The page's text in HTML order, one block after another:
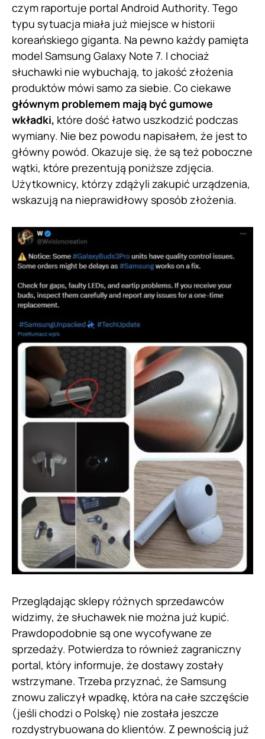
czym raportuje portal Android Authority. Tego
typu sytuacja miała już miejsce w historii
koreańskiego giganta. Na pewno każdy pamięta
model Samsung Galaxy Note 7. I chociaż
słuchawki nie wybuchają, to jakość złożenia
produktów mówi samo za siebie. Co ciekawe
głównym problemem mają być gumowe
wkładki, które dość łatwo uszkodzić podczas
wymiany. Nie bez powodu napisałem, że jest to
główny powód. Okazuje się, że są też poboczne
wątki, które prezentują poniższe zdjęcia.
Użytkownicy, którzy zdążyli zakupić urządzenia,
wskazują na nieprawidłowy sposób złożenia.
Przeglądając sklepy różnych sprzedawców
widzimy, że słuchawek nie można już kupić.
Prawdopodobnie są one wycofywane ze
sprzedaży. Potwierdza to również zagraniczny
portal, który informuje, że dostawy zostały
wstrzymane. Trzeba przyznać, że Samsung
znowu zaliczył wpadkę, która na całe szczęście
(jeśli chodzi o Polskę) nie została jeszcze
rozdystrybuowana do klientów. Z pewnością już